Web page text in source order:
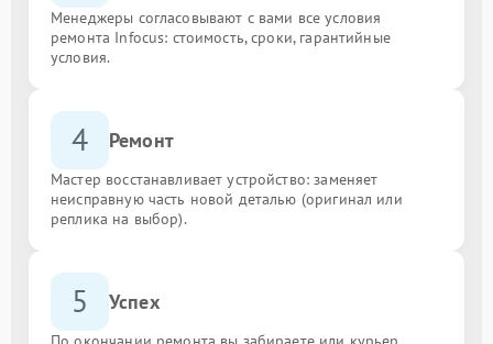
Менеджеры согласовывают с вами все условия
ремонта Infocus: стоимость, сроки, гарантийные
условия.
4 Ремонт
Мастер восстанавливает устройство: заменяет
неисправную часть новой деталью (оригинал или
реплика на выбор).
5 Успех